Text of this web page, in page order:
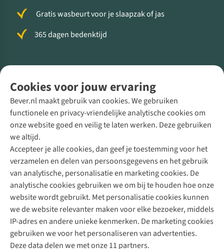
Cookies voor jouw ervaring
Bever.nl maakt gebruik van cookies. We gebruiken
functionele en privacy-vriendelijke analytische cookies om
onze website goed en veilig te laten werken. Deze gebruiken
we altijd.
Accepteer je alle cookies, dan geef je toestemming voor het
verzamelen en delen van persoonsgegevens en het gebruik
van analytische, personalisatie en marketing cookies. De
analytische cookies gebruiken we om bij te houden hoe onze
website wordt gebruikt. Met personalisatie cookies kunnen
we de website relevanter maken voor elke bezoeker, middels
IP-adres en andere unieke kenmerken. De marketing cookies
gebruiken we voor het personaliseren van advertenties.
Deze data delen we met onze 11 partners.
Gratis wasbeurt voor je slaapzak of jas
365 dagen bedenktijd
Direct advies van een Buitenexpert
+31 (0)85 888 50 88
+31 6 12 28 49 80
Contactformulier